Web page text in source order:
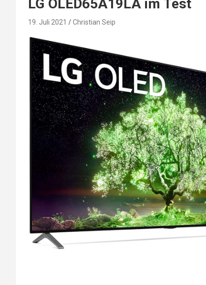
LG OLED65A19LA im Test
19. Juli 2021 Christian Seip